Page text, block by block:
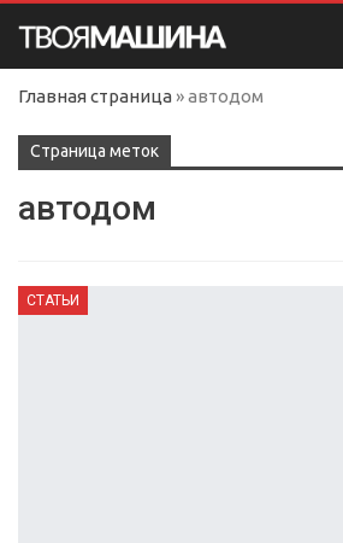
Главная страница »автодом
Cтраница меток
автодом
СТАТЬИ